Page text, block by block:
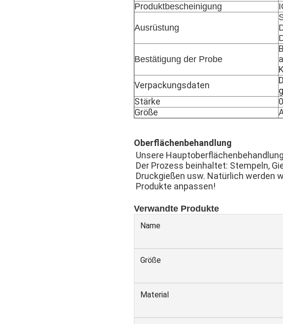
Produktbescheinigung
Ausrüstung
Bestätigung der Probe
Verpackungsdaten
Stärke
Größe
Oberflächenbehandlung
Unsere
Der Prozess beinhaltet: Stempeln,
Druckgießen usw. Natürlich werden
Produkte anpassen!
Verwandte Produkte
Name
Größe
Material